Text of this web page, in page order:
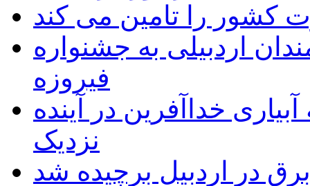
به۵۰ اثر هنرمندان اردبیلی به جشنواره
فیروزه
خداآفرین در آینده
نزدیک